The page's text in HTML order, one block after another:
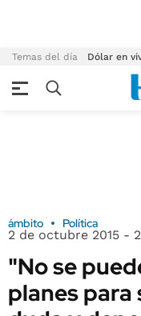
Temas del día Dólar en
ámbito Política
2 de octubre 2015 -
"No se
planes para